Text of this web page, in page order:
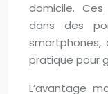
domicile.
dans des
pratique pour
L’avantage